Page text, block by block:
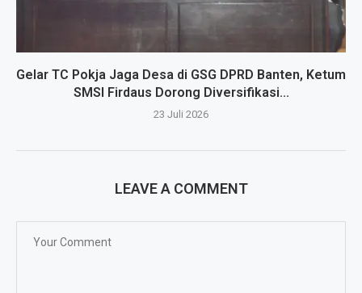
Gelar TC Pokja Jaga Desa di GSG DPRD Banten, Ketum
SMSI Firdaus Dorong Diversifikasi...
23 Juli 2026
LEAVE A COMMENT